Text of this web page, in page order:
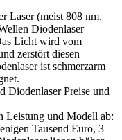
Laser (meist 808 nm,
Diodenlaser
Licht wird vom
zerstört diesen
ist schmerzarm
Diodenlaser Preise und
Leistung und Modell ab:
Tausend Euro, 3